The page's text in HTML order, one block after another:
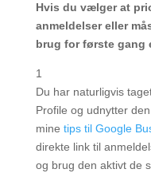
Hvis du vælger at
anmeldelser eller
brug for første gang
1
Du har naturligvis
Profile og udnytter
mine tips til Google
direkte link til
og brug den aktivt de